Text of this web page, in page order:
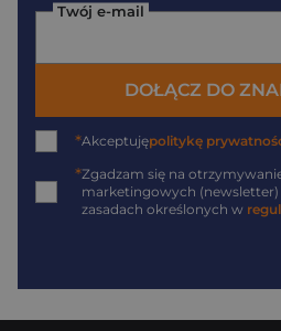
Twój e-mail
DOŁĄCZ DO
*Akceptujępolitykę
*Zgadzam się na
marketingowych (newsletter)
zasadach określonych w